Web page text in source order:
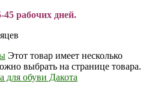
рабочих дней.
Этот товар имеет несколько
выбрать на странице товара.